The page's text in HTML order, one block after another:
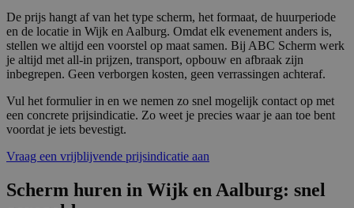
De prijs hangt af van het type scherm, het formaat, de huurperiode
en de locatie in Wijk en Aalburg. Omdat elk evenement anders is,
stellen we altijd een voorstel op maat samen. Bij ABC Scherm werk
je altijd met all-in prijzen, transport, opbouw en afbraak zijn
inbegrepen. Geen verborgen kosten, geen verrassingen achteraf.
Vul het formulier in en we nemen zo snel mogelijk contact op met
een concrete prijsindicatie. Zo weet je precies waar je aan toe bent
voordat je iets bevestigt.
Vraag een vrijblijvende prijsindicatie aan
Scherm huren in Wijk en Aalburg: snel
om
te